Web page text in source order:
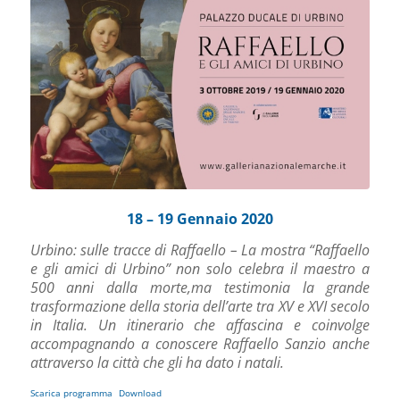
18 – 19 Gennaio 2020
Urbino: sulle tracce di Raffaello – La mostra “Raffaello
e gli amici di Urbino” non solo celebra il maestro a
500 anni dalla morte,ma testimonia la grande
trasformazione della storia dell’arte tra XV e XVI secolo
in Italia. Un itinerario che affascina e coinvolge
accompagnando a conoscere Raffaello Sanzio anche
attraverso la città che gli ha dato i natali.
Scarica programma Download